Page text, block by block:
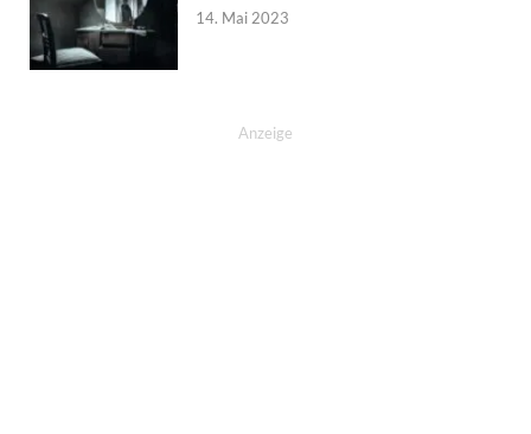
14. Mai 2023
Anzeige